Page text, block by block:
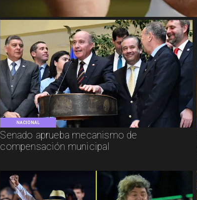
NACIONAL
Senado aprueba mecanismo de
compensación municipal